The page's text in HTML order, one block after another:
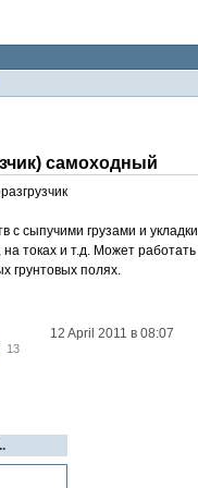
самоходный
с сыпучими грузами и укладки
токах и т.д. Может работать
грунтовых полях.
12 April 2011 в 08:07
13